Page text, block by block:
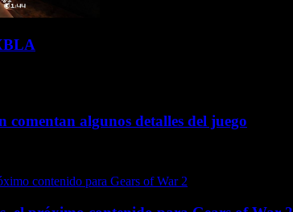
comentan algunos detalles del juego